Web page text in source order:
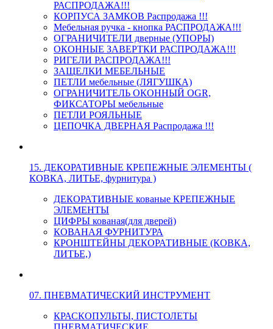
РАСПРОДАЖА!!!
КОРПУСА ЗАМКОВ Распродажа !!!
Мебельная ручка - кнопка РАСПРОДАЖА!!!
ОГРАНИЧИТЕЛИ дверные (УПОРЫ)
ОКОННЫЕ ЗАВЕРТКИ РАСПРОДАЖА!!!
РИГЕЛИ РАСПРОДАЖА!!!
ЗАЩЕЛКИ МЕБЕЛЬНЫЕ
ПЕТЛИ мебельные (ЛЯГУШКА)
ОГРАНИЧИТЕЛЬ ОКОННЫЙ OGR,
ФИКСАТОРЫ мебельные
ПЕТЛИ РОЯЛЬНЫЕ
ЦЕПОЧКА ДВЕРНАЯ Распродажа !!!
15. ДЕКОРАТИВНЫЕ КРЕПЕЖНЫЕ ЭЛЕМЕНТЫ (
КОВКА, ЛИТЬЕ, фурнитура )
ДЕКОРАТИВНЫЕ кованые КРЕПЕЖНЫЕ
ЭЛЕМЕНТЫ
ЦИФРЫ кованая(для дверей)
КОВАНАЯ ФУРНИТУРА
КРОНШТЕЙНЫ ДЕКОРАТИВНЫЕ (КОВКА,
ЛИТЬЕ,)
07. ПНЕВМАТИЧЕСКИЙ ИНСТРУМЕНТ
КРАСКОПУЛЬТЫ, ПИСТОЛЕТЫ
ПНЕВМАТИЧЕСКИЕ